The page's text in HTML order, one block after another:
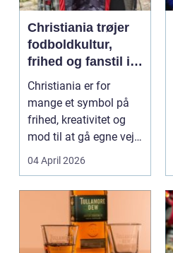
Christiania trøjer
fodboldkultur,
frihed og fanstil i
ét
Christiania er for
mange et symbol på
frihed, kreativitet og
mod til at gå egne veje.
Den samme ånd ...
04 April 2026